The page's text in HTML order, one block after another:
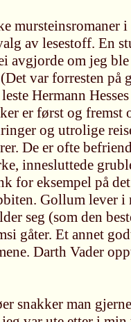
mursteinsromaner
av lesestoff. En
avgjorde om jeg
var forresten på
Hermann
er først og fremst
og utrolige
De er ofte
innesluttede
for eksempel på
Gollum lever i
seg (som den
gåter. Et annet
Darth Vader
snakker man